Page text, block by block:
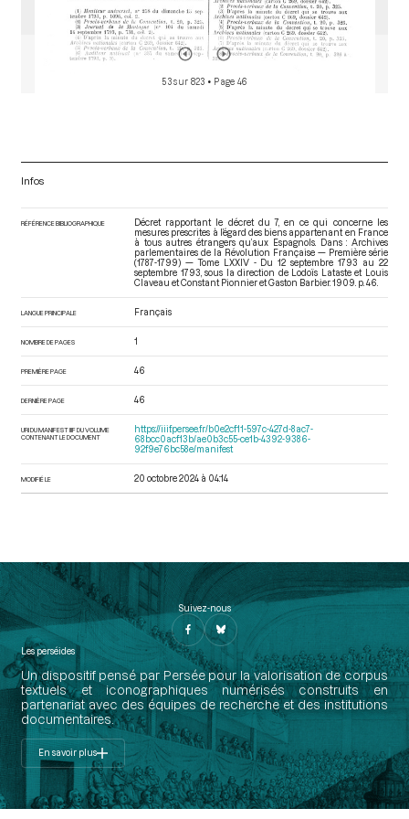
53 sur 823 • Page 46
Infos
RÉFÉRENCE BIBLIOGRAPHIQUE
Décret rapportant le décret du 7, en ce qui concerne les
mesures prescrites à l’égard des biens appartenant en France
à tous autres étrangers qu’aux Espagnols. Dans : Archives
parlementaires de la Révolution Française — Première série
(1787-1799) — Tome LXXIV - Du 12 septembre 1793 au 22
septembre 1793 , sous la direction de Lodoïs Lataste et Louis
Claveau et Constant Pionnier et Gaston Barbier. 1909. p. 46.
LANGUE PRINCIPALE Français
NOMBRE DE PAGES 1
PREMIÈRE PAGE 46
DERNIÈRE PAGE 46
URI DU MANIFEST IIIF DU VOLUME
CONTENANT LE DOCUMENT
https://iiif.persee.fr/b0e2cf11-597c-427d-8ac7-
68bcc0acf13b/ae0b3c55-ce1b-4392-9386-
92f9e76bc58e/manifest
MODIFIÉ LE 20 octobre 2024 à 04:14
Suivez-nous
Les perséides
Un dispositif pensé par Persée pour la valorisation de corpus
textuels et iconographiques numérisés construits en
partenariat avec des équipes de recherche et des institutions
documentaires.
En savoir plus